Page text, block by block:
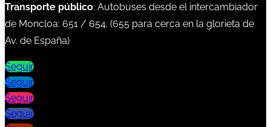
Transporte público: Autobuses desde el intercambiador
de Moncloa: 651 / 654. (655 para cerca en la glorieta de
Av. de España)
Seguir
Seguir
Seguir
Seguir